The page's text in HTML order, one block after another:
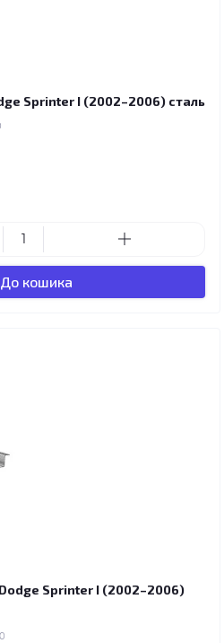
Sprinter I (2002–2006) сталь
До кошика
Sprinter I (2002–2006)